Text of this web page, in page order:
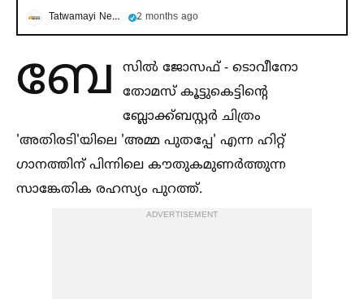
Tatwamayi News 2 months ago
ബേ
സില്‍ ജോസഫ് - ടൊവീനോ
തോമസ് കൂട്ടുകെട്ടിന്റെ
ബ്ലോക്ക്ബസ്റ്റർ ചിത്രം
'അതിരടി'യിലെ 'അമ്മ പുതപ്പേ' എന്ന ഹിറ്റ്
ഗാനത്തിന് പിന്നിലെ കൗതുകമുണർത്തുന്ന
സാങ്കേതിക രഹസ്യം പുറത്ത്.
ADVERTISEMENT